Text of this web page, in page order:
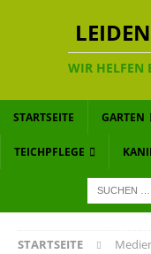
WIR HELFEN
STARTSEITE GARTEN
TEICHPFLEGE
STARTSEITE